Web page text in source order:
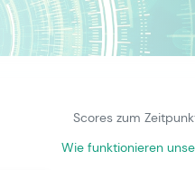
Scores zum
Wie funktionieren